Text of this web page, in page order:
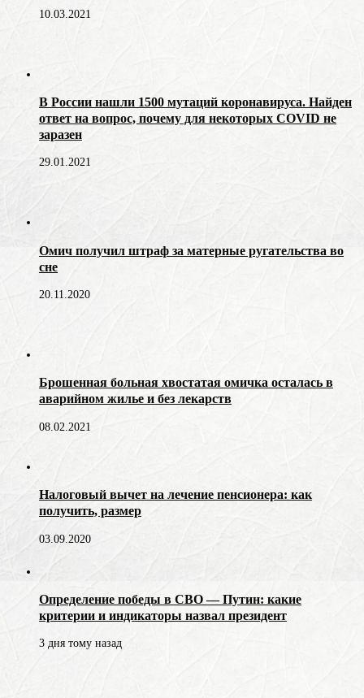
10.03.2021
В России нашли 1500 мутаций коронавируса. Найден
ответ на вопрос, почему для некоторых COVID не
заразен
29.01.2021
Омич получил штраф за матерные ругательства во
сне
20.11.2020
Брошенная больная хвостатая омичка осталась в
аварийном жилье и без лекарств
08.02.2021
Налоговый вычет на лечение пенсионера: как
получить, размер
03.09.2020
Определение победы в СВО — Путин: какие
критерии и индикаторы назвал президент
3 дня тому назад